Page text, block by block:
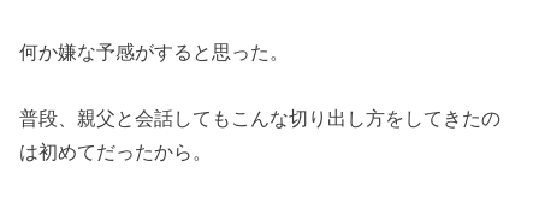
何か嫌な予感がすると思った。
普段、親父と会話してもこんな切り出し方をしてきたの
は初めてだったから。